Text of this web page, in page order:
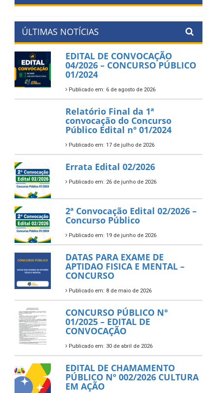
ÚLTIMAS NOTÍCIAS
EDITAL DE CONVOCAÇÃO
04/2026 – CONCURSO PÚBLICO
01/2024
Publicado em: 6 de agosto de 2026
Relatório Final da 1ª
convocação do Concurso
Público Edital nº 01/2024
Publicado em: 17 de julho de 2026
Errata Edital 02/2026
Publicado em: 26 de junho de 2026
2ª Convocação Edital 02/2026 –
Concurso Público
Publicado em: 19 de junho de 2026
DATAS PARA EXAME DE
APTIDAO FISICA E MENTAL –
CONCURSO
Publicado em: 8 de maio de 2026
CONCURSO PÚBLICO N°
01/2025 – EDITAL DE
CONVOCAÇÃO
Publicado em: 30 de abril de 2026
EDITAL DE CHAMAMENTO
PÚBLICO Nº 002/2026 CULTURA
EM AÇÃO